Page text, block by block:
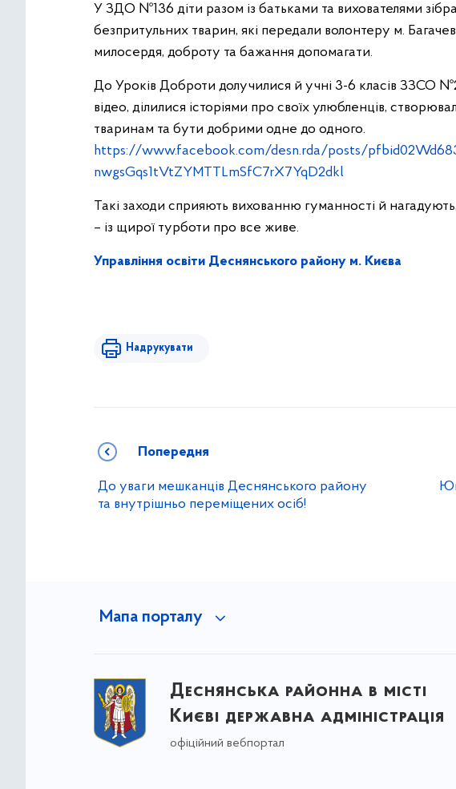
У ЗДО №136 діти разом із батьками та вихователями
безпритульних тварин, які передали волонтеру м.
милосердя, доброту та бажання допомагати.
До Уроків Доброти долучилися й учні 3-6 класів ЗЗСО
відео, ділилися історіями про своїх улюбленців,
тваринам та бути добрими одне до одного.
https://www.facebook.com/desn.rda/posts/
nwgsGqs1tVtZYMTTLmSfC7rX7YqD2dkl
Такі заходи сприяють вихованню гуманності й
– із щирої турботи про все живе.
Управління освіти Деснянського району м. Києва
Надрукувати
Попередня
До уваги мешканців Деснянського району
та внутрішньо переміщених осіб!
Мапа порталу
Деснянська районна в місті
Києві державна адміністрація
офіційний вебпортал